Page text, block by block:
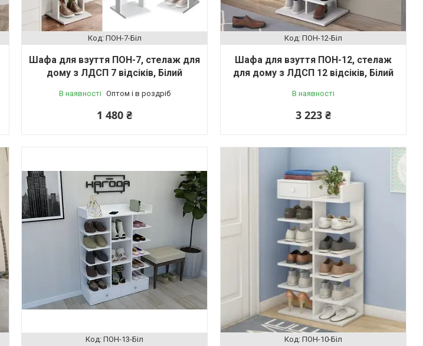
ПОН-7-Біл
Шафа для взуття ПОН-7, стелаж для
дому з ЛДСП 7 відсіків, Білий
В наявності Оптом і в роздріб
1 480 ₴
ПОН-12-Біл
Шафа для взуття ПОН-12, стелаж
для дому з ЛДСП 12 відсіків, Білий
В наявності
3 223 ₴
ПОН-13-Біл ПОН-10-Біл